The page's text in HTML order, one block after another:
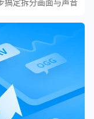
搞定拆分画面与声音